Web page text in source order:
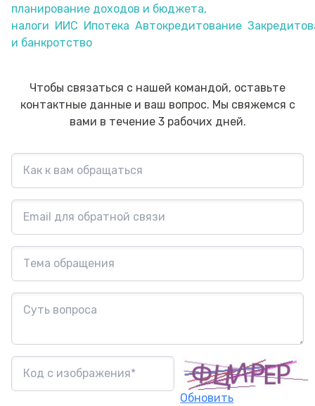
планирование доходов и бюджета,
налоги ИИС Ипотека Автокредитование
и банкротство
Чтобы связаться с нашей командой, оставьте
контактные данные и ваш вопрос. Мы свяжемся с
вами в течение 3 рабочих дней.
Обновить